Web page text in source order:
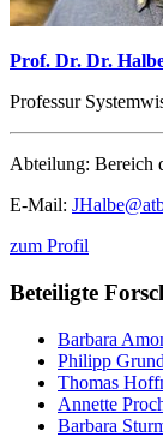
Prof. Dr. Dr.
Professur
Abteilung: Bereich
E-Mail: JHalbe@
zum Profil
Beteiligte
Barbara
Philipp
Thomas
Annette
Barbara